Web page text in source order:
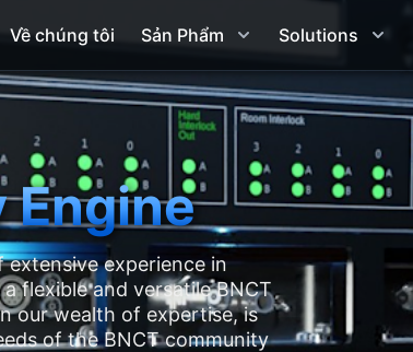
Solutions
Sản Phẩm
Về chúng tôi
Engine
extensive experience in
flexible and versatile BNCT
our wealth of expertise, is
of the BNCT community